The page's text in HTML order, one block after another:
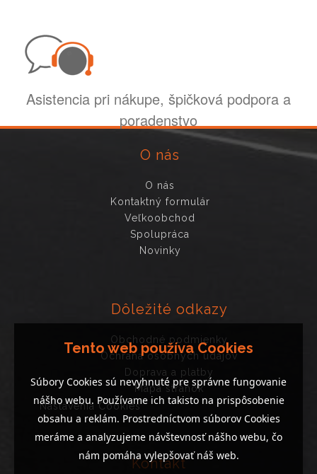
Asistencia pri nákupe, špičková podpora a
poradenstvo
O nás
O nás
Kontaktný formulár
Veľkoobchod
Spolupráca
Novinky
Dôležité odkazy
Obchodné podmienky
Ochrana osobných údajov
Doprava a platby
Mapa stránok
Nastavenia Cookies
Kontakt
Tento web používa Cookies
Súbory Cookies sú nevyhnuté pre správne fungovanie
nášho webu. Používame ich takisto na prispôsobenie
obsahu a reklám. Prostredníctvom súborov Cookies
meráme a analyzujeme návštevnosť nášho webu, čo
nám pomáha vylepšovať náš web.